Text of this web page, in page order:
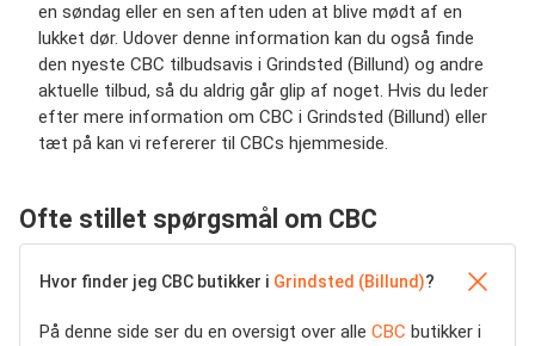
en søndag eller en sen aften uden at blive mødt af en
lukket dør. Udover denne information kan du også finde
den nyeste CBC tilbudsavis i Grindsted (Billund) og andre
aktuelle tilbud, så du aldrig går glip af noget. Hvis du leder
efter mere information om CBC i Grindsted (Billund) eller
tæt på kan vi refererer til CBCs hjemmeside.
Ofte stillet spørgsmål om CBC
Hvor finder jeg CBC butikker i Grindsted (Billund)?
På denne side ser du en oversigt over alle CBC butikker i